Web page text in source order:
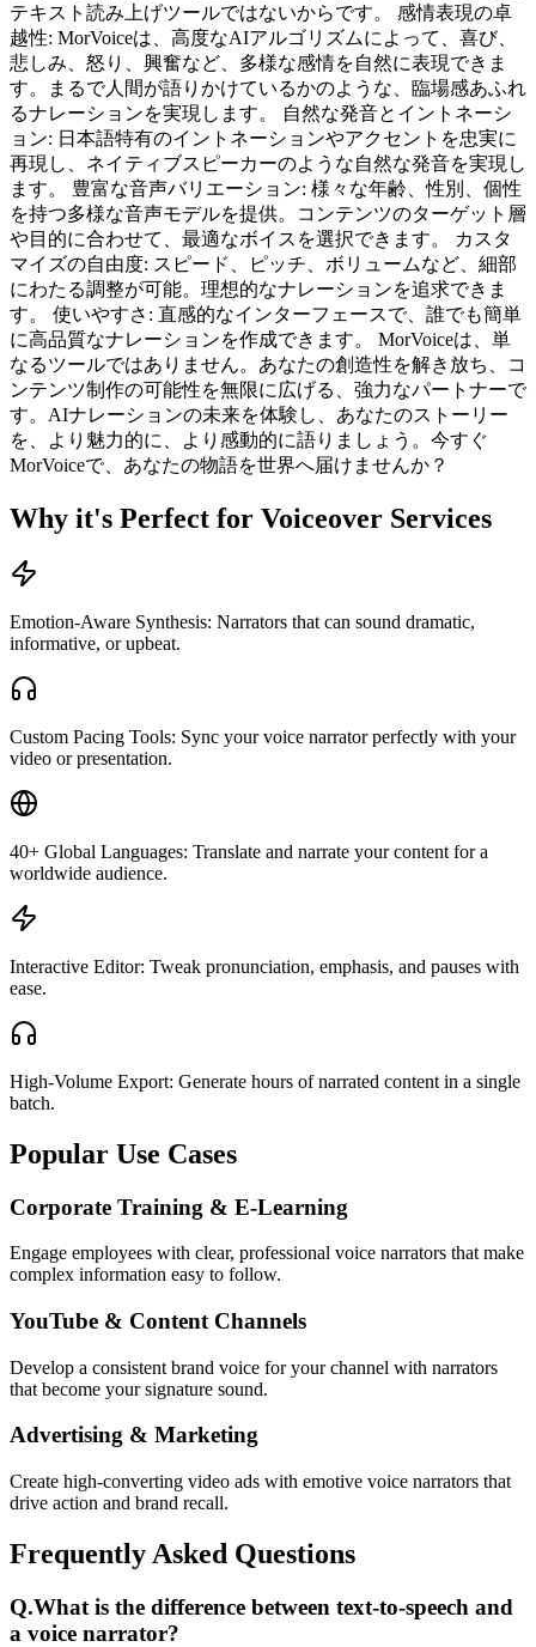
テキスト読み上げツールではないからです。 感情表現の卓
越性: MorVoiceは、高度なAIアルゴリズムによって、喜び、
悲しみ、怒り、興奮など、多様な感情を自然に表現できま
す。まるで人間が語りかけているかのような、臨場感あふれ
るナレーションを実現します。 自然な発音とイントネーシ
ョン: 日本語特有のイントネーションやアクセントを忠実に
再現し、ネイティブスピーカーのような自然な発音を実現し
ます。 豊富な音声バリエーション: 様々な年齢、性別、個性
を持つ多様な音声モデルを提供。コンテンツのターゲット層
や目的に合わせて、最適なボイスを選択できます。 カスタ
マイズの自由度: スピード、ピッチ、ボリュームなど、細部
にわたる調整が可能。理想的なナレーションを追求できま
す。 使いやすさ: 直感的なインターフェースで、誰でも簡単
に高品質なナレーションを作成できます。 MorVoiceは、単
なるツールではありません。あなたの創造性を解き放ち、コ
ンテンツ制作の可能性を無限に広げる、強力なパートナーで
す。AIナレーションの未来を体験し、あなたのストーリー
を、より魅力的に、より感動的に語りましょう。今すぐ
MorVoiceで、あなたの物語を世界へ届けませんか？
Why it's Perfect for Voiceover Services
Emotion-Aware Synthesis: Narrators that can sound dramatic,
informative, or upbeat.
Custom Pacing Tools: Sync your voice narrator perfectly with your
video or presentation.
40+ Global Languages: Translate and narrate your content for a
worldwide audience.
Interactive Editor: Tweak pronunciation, emphasis, and pauses with
ease.
High-Volume Export: Generate hours of narrated content in a single
batch.
Popular Use Cases
Corporate Training & E-Learning
Engage employees with clear, professional voice narrators that make
complex information easy to follow.
YouTube & Content Channels
Develop a consistent brand voice for your channel with narrators
that become your signature sound.
Advertising & Marketing
Create high-converting video ads with emotive voice narrators that
drive action and brand recall.
Frequently Asked Questions
Q.What is the difference between text-to-speech and
a voice narrator?